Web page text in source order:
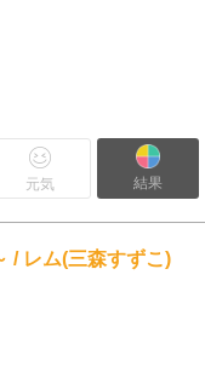
元気 結果
/ レム(三森すずこ)